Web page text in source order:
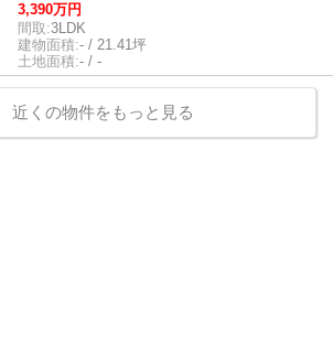
3,390万円
間取:3LDK
建物面積:- / 21.41坪
土地面積:- / -
近くの物件をもっと見る